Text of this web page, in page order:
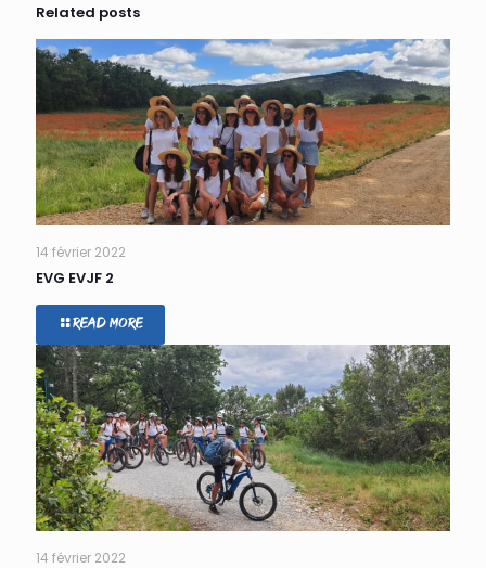
Related posts
14 février 2022
EVG EVJF 2
Read more
14 février 2022